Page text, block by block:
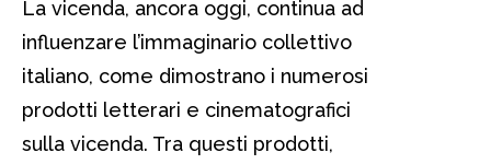
La vicenda, ancora oggi, continua ad
influenzare l’immaginario collettivo
italiano, come dimostrano i numerosi
prodotti letterari e cinematografici
sulla vicenda. Tra questi prodotti,